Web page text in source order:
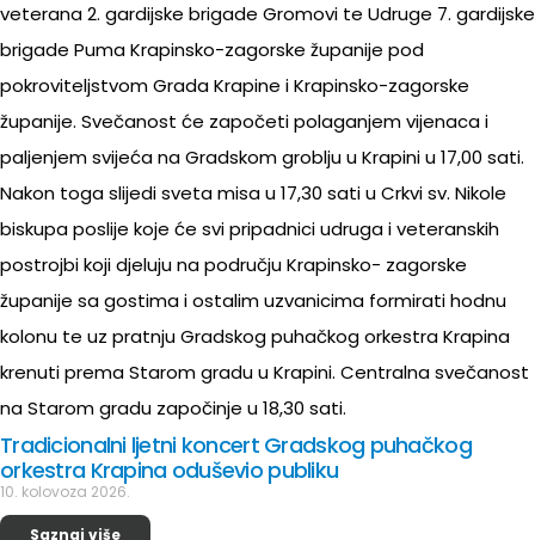
veterana 2. gardijske brigade Gromovi te Udruge 7. gardijske
brigade Puma Krapinsko-zagorske županije pod
pokroviteljstvom Grada Krapine i Krapinsko-zagorske
županije. Svečanost će započeti polaganjem vijenaca i
paljenjem svijeća na Gradskom groblju u Krapini u 17,00 sati.
Nakon toga slijedi sveta misa u 17,30 sati u Crkvi sv. Nikole
biskupa poslije koje će svi pripadnici udruga i veteranskih
postrojbi koji djeluju na području Krapinsko- zagorske
županije sa gostima i ostalim uzvanicima formirati hodnu
kolonu te uz pratnju Gradskog puhačkog orkestra Krapina
krenuti prema Starom gradu u Krapini. Centralna svečanost
na Starom gradu započinje u 18,30 sati.
Tradicionalni ljetni koncert Gradskog puhačkog
orkestra Krapina oduševio publiku
10. kolovoza 2026.
Saznaj više